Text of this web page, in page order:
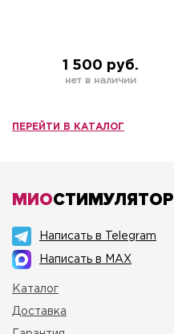
1 500 руб.
нет в наличии
ПЕРЕЙТИ В КАТАЛОГ
МИОСТИМУЛЯТОР
Каталог
Доставка
Написать в Telegram
Написать в MAX